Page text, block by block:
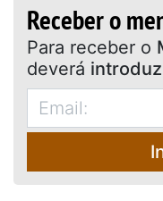
Receber o
Para receber o
deverá